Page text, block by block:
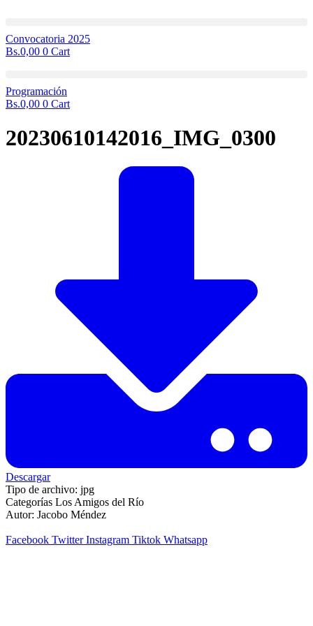
contenido
Convocatoria 2025
Bs.0,00 0 Cart
Programación
Bs.0,00 0 Cart
20230610142016_IMG_0300
Descargar
Tipo de archivo: jpg
Categorías Los Amigos del Río
Autor: Jacobo Méndez
Facebook Twitter Instagram Tiktok Whatsapp